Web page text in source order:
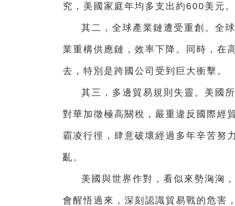
究，美國家庭年均多支出約600美元。
其二，全球產業鏈遭受重創。全
業重構供應鏈，效率下降。同時，在
去，特別是跨國公司受到巨大衝擊。
其三，多邊貿易規則失靈。美國
對華加徵極高關稅，嚴重違反國際經
霸凌行徑，肆意破壞經過多年辛苦努
亂。
美國與世界作對，看似來勢洶洶
會醒悟過來，深刻認識貿易戰的危害